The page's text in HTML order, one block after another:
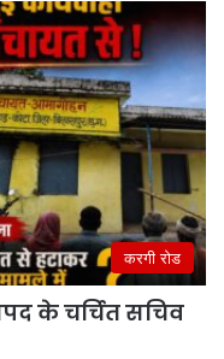
करगी रोड
के चर्चित सचिव